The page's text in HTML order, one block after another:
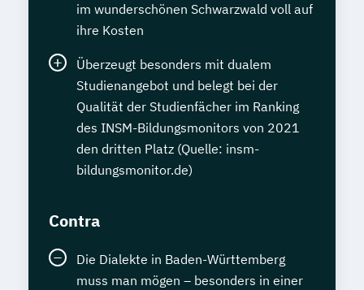
im wunderschönen Schwarzwald voll auf
ihre Kosten
Überzeugt besonders mit dualem
Studienangebot und belegt bei der
Qualität der Studienfächer im Ranking
des INSM-Bildungsmonitors von 2021
den dritten Platz (Quelle: insm-
bildungsmonitor.de)
Contra
Die Dialekte in Baden-Württemberg
muss man mögen – besonders in einer